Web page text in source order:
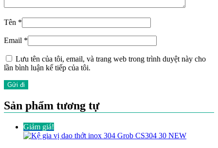
Tên *
Email *
Lưu tên của tôi, email, và trang web trong trình duyệt này cho
lần bình luận kế tiếp của tôi.
Sản phẩm tương tự
Giảm giá!